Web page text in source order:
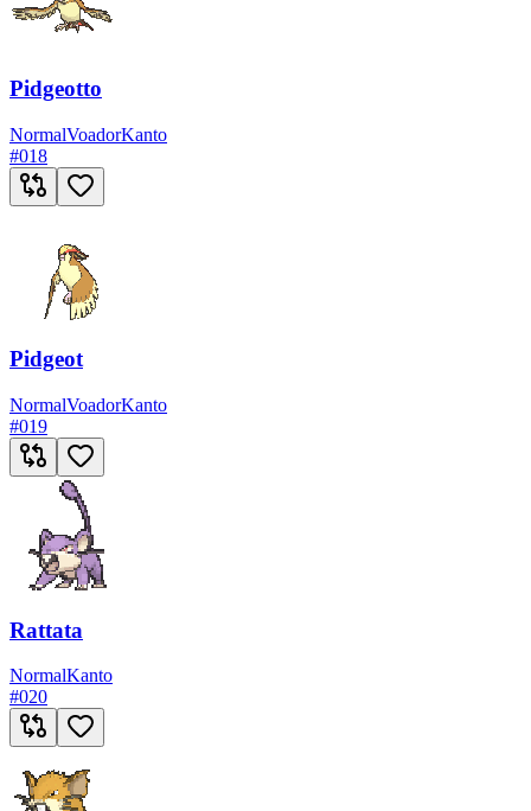
Pidgeotto
NormalVoadorKanto
#018
Pidgeot
NormalVoadorKanto
#019
Rattata
NormalKanto
#020